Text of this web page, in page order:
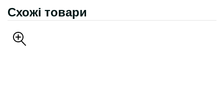
Схожі товари